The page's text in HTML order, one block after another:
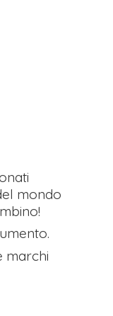
mondo
marchi